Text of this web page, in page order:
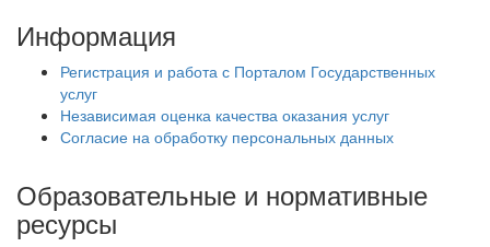
Информация
Регистрация и работа с Порталом Государственных
услуг
Независимая оценка качества оказания услуг
Согласие на обработку персональных данных
Образовательные и нормативные
ресурсы